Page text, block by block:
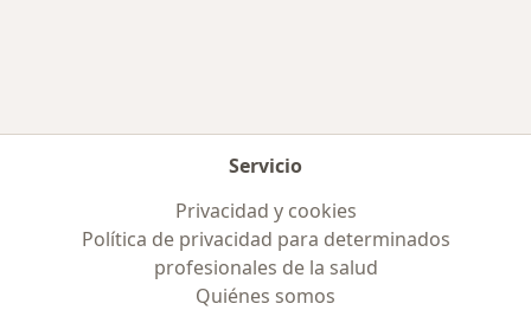
Servicio
Privacidad y cookies
Política de privacidad para determinados
profesionales de la salud
Quiénes somos